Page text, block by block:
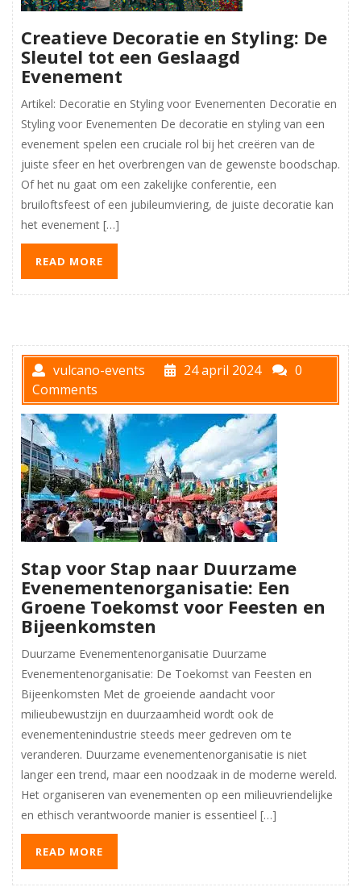
Creatieve Decoratie en Styling: De
Sleutel tot een Geslaagd
Evenement
Artikel: Decoratie en Styling voor Evenementen Decoratie en
Styling voor Evenementen De decoratie en styling van een
evenement spelen een cruciale rol bij het creëren van de
juiste sfeer en het overbrengen van de gewenste boodschap.
Of het nu gaat om een zakelijke conferentie, een
bruiloftsfeest of een jubileumviering, de juiste decoratie kan
het evenement […]
READ MORE
vulcano-events 24 april 2024
0
Comments
Stap voor Stap naar Duurzame
Evenementenorganisatie: Een
Groene Toekomst voor Feesten en
Bijeenkomsten
Duurzame Evenementenorganisatie Duurzame
Evenementenorganisatie: De Toekomst van Feesten en
Bijeenkomsten Met de groeiende aandacht voor
milieubewustzijn en duurzaamheid wordt ook de
evenementenindustrie steeds meer gedreven om te
veranderen. Duurzame evenementenorganisatie is niet
langer een trend, maar een noodzaak in de moderne wereld.
Het organiseren van evenementen op een milieuvriendelijke
en ethisch verantwoorde manier is essentieel […]
READ MORE